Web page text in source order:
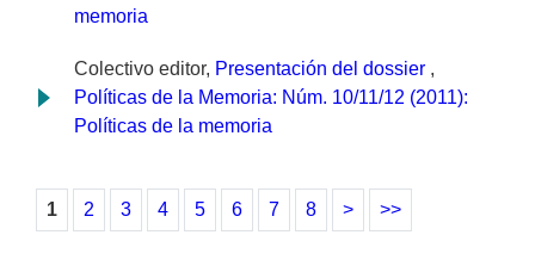
memoria
Colectivo editor, Presentación del dossier ,
Políticas de la Memoria: Núm. 10/11/12 (2011):
Políticas de la memoria
1 2 3 4 5 6 7 8 > >>